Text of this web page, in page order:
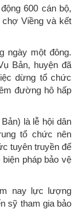
600 cán bộ,
chợ Viềng và kết
ngày một đông.
Bản, huyện đã
dừng tổ chức
đường hô hấp
là lễ hội dân
tổ chức nên
tuyên truyền để
pháp bảo vệ
nay lực lượng
sỹ tham gia bảo